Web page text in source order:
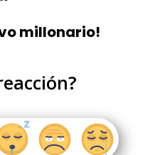
millonario!